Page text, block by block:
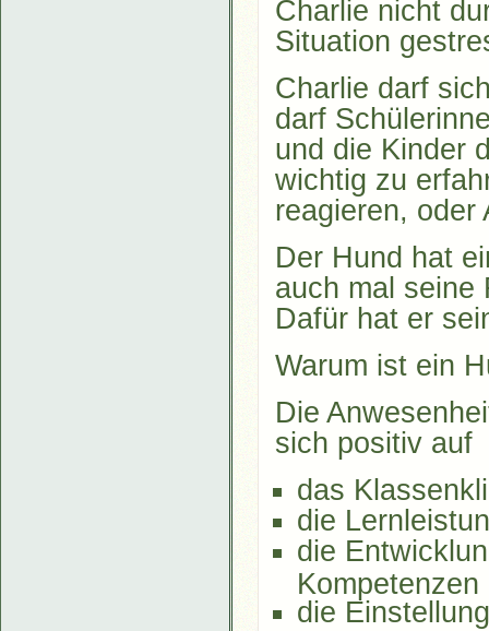
Charlie nicht
Situation
Charlie darf
darf
und die Kinder
wichtig zu
reagieren, oder
Der Hund hat
auch mal seine
Dafür hat er
Warum ist ein
Die
sich positiv auf
das
die
die
Kompetenzen
die